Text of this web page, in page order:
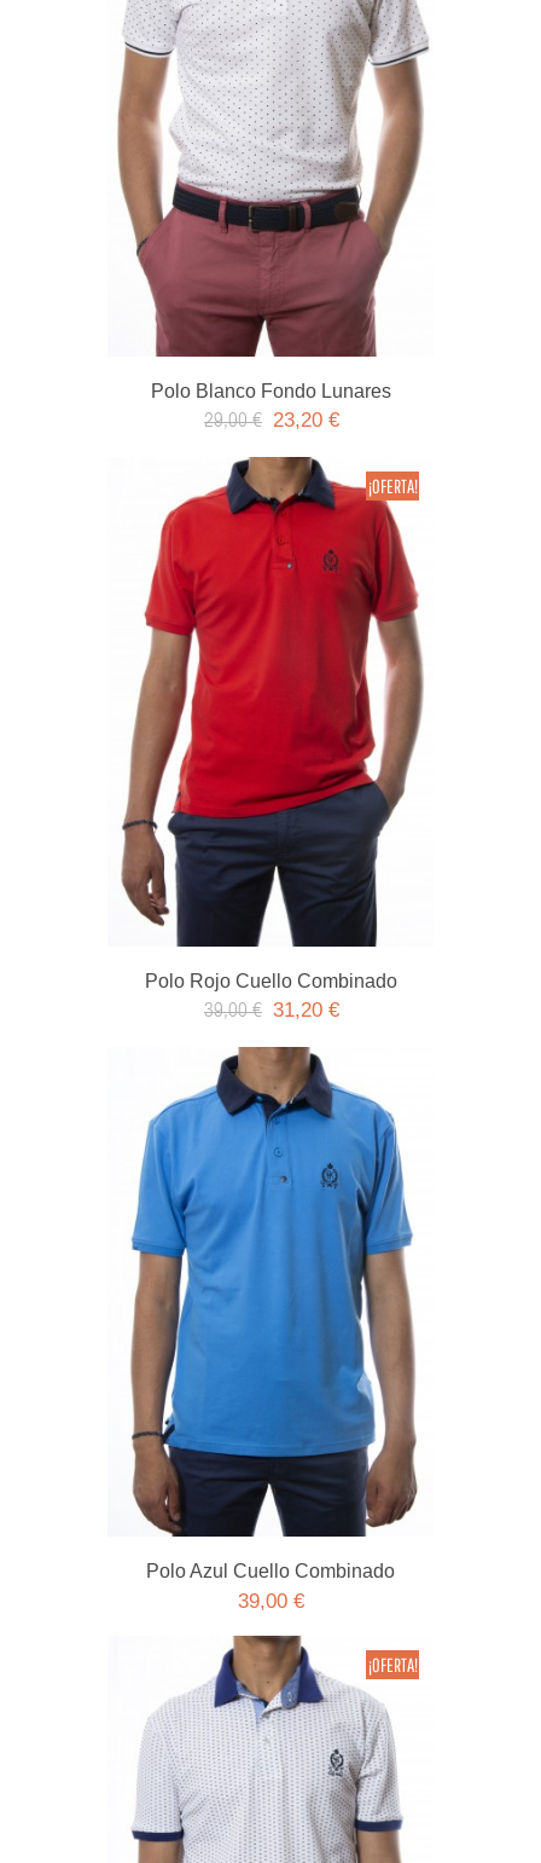
Polo Blanco Fondo Lunares
29,00 € 23,20 €
¡OFERTA!
Polo Rojo Cuello Combinado
39,00 € 31,20 €
Polo Azul Cuello Combinado
39,00 €
¡OFERTA!